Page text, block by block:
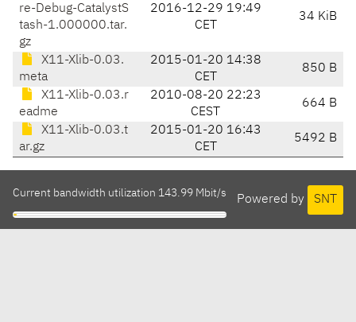
re-Debug-CatalystS
tash-1.000000.tar.
gz
2016-12-29 19:49
CET
34 KiB
X11-Xlib-0.03.
meta
2015-01-20 14:38
CET
850 B
X11-Xlib-0.03.r
eadme
2010-08-20 22:23
CEST
664 B
X11-Xlib-0.03.t
ar.gz
2015-01-20 16:43
CET
5492 B
Powered by SNT
Current bandwidth utilization 143.99 Mbit/s